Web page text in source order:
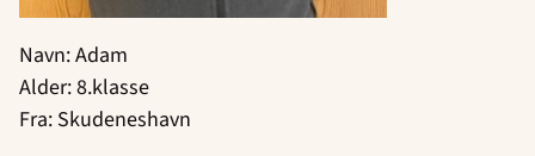
Navn: Adam
Alder: 8.klasse
Fra: Skudeneshavn